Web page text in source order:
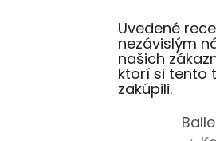
Uvedené
nezávislým
našich
ktorí si tento
zakúpili.